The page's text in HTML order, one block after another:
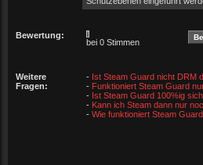
Bewertung:
bei 0 Stimmen
Weitere
Fragen:
- Ist Steam Guard nicht DRM
- Funktioniert Steam Guard
- Ist Steam Guard 100%ig
- Kann ich Steam dann nur
- Wie funktioniert Steam